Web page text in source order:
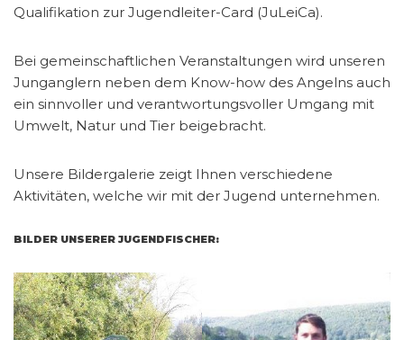
Qualifikation zur Jugendleiter-Card (JuLeiCa).
Bei gemeinschaftlichen Veranstaltungen wird unseren
Junganglern neben dem Know-how des Angelns auch
ein sinnvoller und verantwortungsvoller Umgang mit
Umwelt, Natur und Tier beigebracht.
Unsere Bildergalerie zeigt Ihnen verschiedene
Aktivitäten, welche wir mit der Jugend unternehmen.
BILDER UNSERER JUGENDFISCHER: